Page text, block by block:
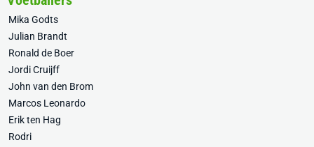
Mika Godts
Julian Brandt
Ronald de Boer
Jordi Cruijff
John van den Brom
Marcos Leonardo
Erik ten Hag
Rodri